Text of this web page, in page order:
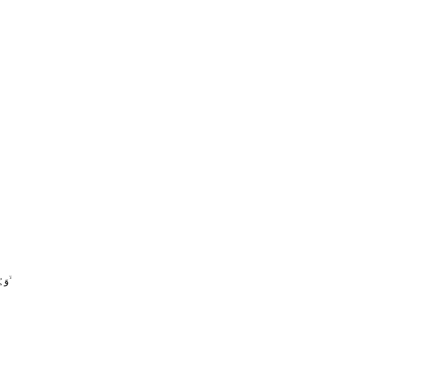
وَہُوَ الَّذِیۡۤ اَرۡسَلَ الرِّیٰحَ بُشۡرًۢا بَیۡنَ یَدَیۡ رَحۡمَتِہٖ ۚ وَاَنۡزَلۡنَا مِنَ السَّمَآءِ مَآءً طَہُوۡرًا ۙ